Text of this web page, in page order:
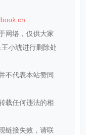
网络，仅供大家
小琥进行删除处
不代表本站赞同
载任何违法的相
链接失效，请联